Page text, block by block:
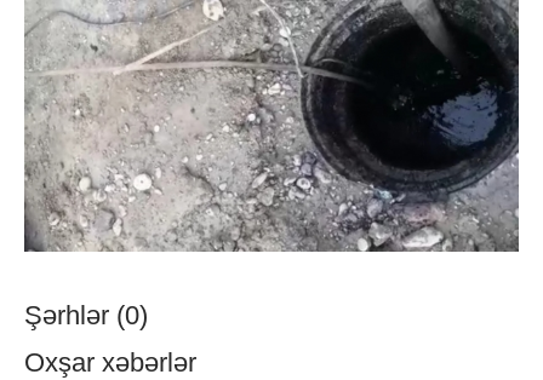
Şərhlər (0)
Oxşar xəbərlər